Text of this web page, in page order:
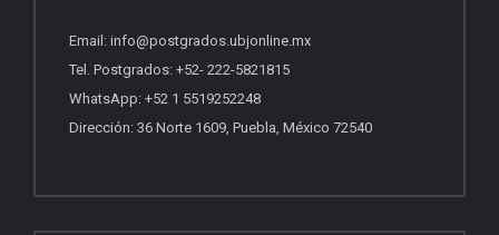
Email: info@postgrados.ubjonline.mx
Tel. Postgrados: +52- 222-5821815
WhatsApp: +52 1 5519252248
Dirección: 36 Norte 1609, Puebla, México 72540